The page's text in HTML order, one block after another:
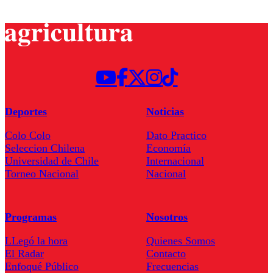
Deportes
Colo Colo
Seleccion Chilena
Universidad de Chile
Torneo Nacional
Noticias
Dato Practico
Economía
Internacional
Nacional
Programas
LLegó la hora
El Radar
Enfoqué Público
Nosotros
Quienes Somos
Contacto
Frecuencias